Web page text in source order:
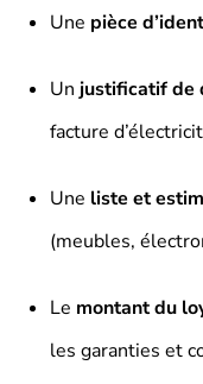
Une pièce
Un justificatif de
facture
Une liste et
(meubles,
Le montant du
les garanties et